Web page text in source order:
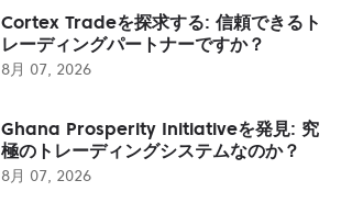
Cortex Tradeを探求する: 信頼できるト
レーディングパートナーですか？
8月 07, 2026
Ghana Prosperity Initiativeを発見: 究
極のトレーディングシステムなのか？
8月 07, 2026